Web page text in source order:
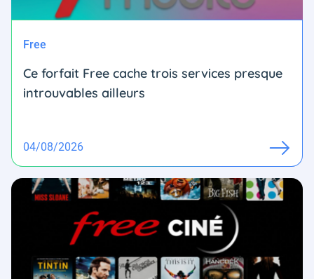
Free
Ce forfait Free cache trois services presque
introuvables ailleurs
04/08/2026